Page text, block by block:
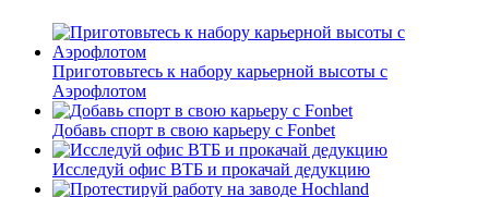
Приготовьтесь к набору карьерной высоты с
Аэрофлотом
Добавь спорт в свою карьеру с Fonbet
Исследуй офис ВТБ и прокачай дедукцию